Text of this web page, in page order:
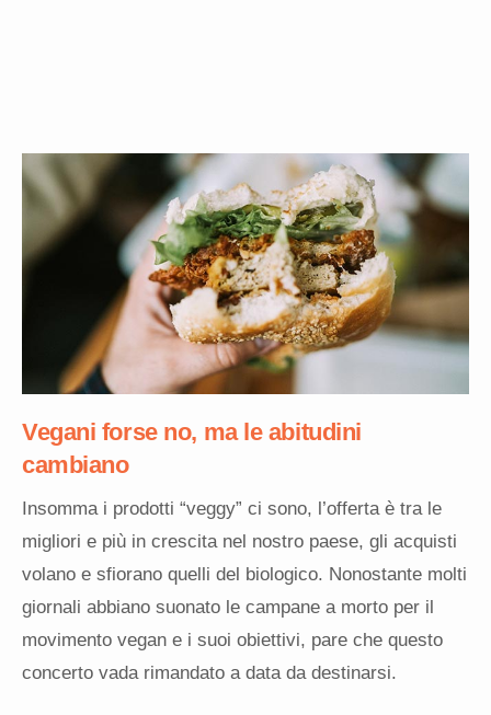
Vegani forse no, ma le abitudini
cambiano
Insomma i prodotti “veggy” ci sono, l’offerta è tra le
migliori e più in crescita nel nostro paese, gli acquisti
volano e sfiorano quelli del biologico. Nonostante molti
giornali abbiano suonato le campane a morto per il
movimento vegan e i suoi obiettivi, pare che questo
concerto vada rimandato a data da destinarsi.